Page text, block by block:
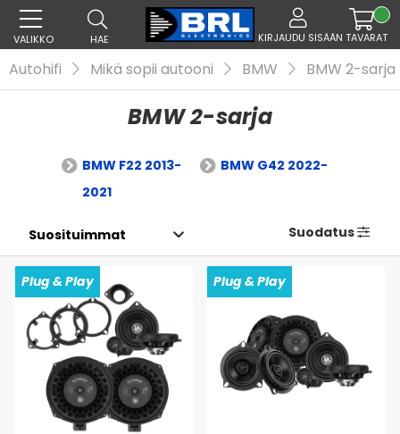
VALIKKO HAE KIRJAUDU SISÄÄN TAVARAT
Autohifi Mikä sopii autooni BMW BMW 2-sarja
BMW 2-sarja
BMW F22 2013-
2021
BMW G42 2022-
Suodatus
Plug & Play Plug & Play